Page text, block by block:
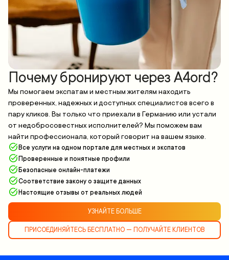
Почему бронируют через A4ord?
Мы помогаем экспатам и местным жителям находить
проверенных, надежных и доступных специалистов всего в
пару кликов. Вы только что приехали в Германию или устали
от недобросовестных исполнителей? Мы поможем вам
найти профессионала, который говорит на вашем языке.
Все услуги на одном портале для местных и экспатов
Проверенные и понятные профили
Безопасные онлайн-платежи
Соответствие закону о защите данных
Настоящие отзывы от реальных людей
УЗНАЙТЕ БОЛЬШЕ
ПРИСОЕДИНЯЙТЕСЬ БЕСПЛАТНО — ПОЛУЧАЙТЕ КЛИЕНТОВ